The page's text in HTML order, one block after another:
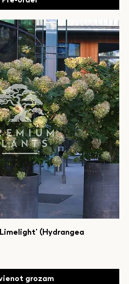
(Hydrangea
grozam